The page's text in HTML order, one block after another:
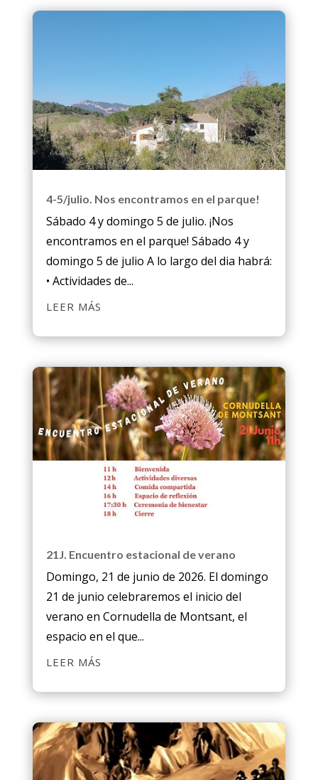
4-5/julio. Nos encontramos en el parque!
Sábado 4 y domingo 5 de julio. ¡Nos
encontramos en el parque! Sábado 4 y
domingo 5 de julio A lo largo del dia habrá:
• Actividades de...
LEER MÁS
21J. Encuentro estacional de verano
Domingo, 21 de junio de 2026. El domingo
21 de junio celebraremos el inicio del
verano en Cornudella de Montsant, el
espacio en el que...
LEER MÁS